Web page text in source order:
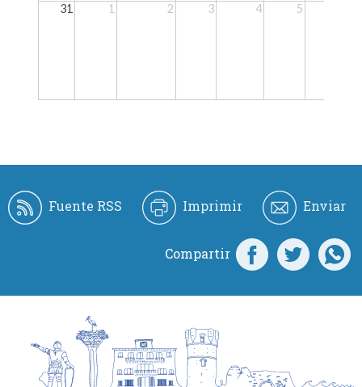
31 1 2 3 4 5
Fuente RSS Imprimir Enviar
Compartir